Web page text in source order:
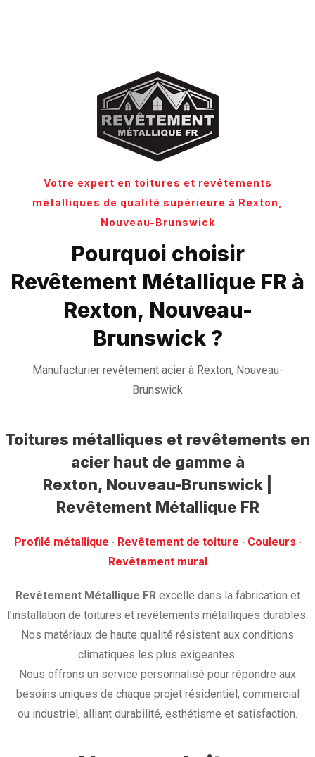
Votre expert en toitures et revêtements
métalliques de qualité supérieure à Rexton,
Nouveau-Brunswick
Pourquoi choisir
Revêtement Métallique FR à
Rexton, Nouveau-
Brunswick ?
Manufacturier revêtement acier à Rexton, Nouveau-
Brunswick
Toitures métalliques et revêtements en
acier haut de gamme à
Rexton, Nouveau-Brunswick |
Revêtement Métallique FR
Profilé métallique · ‎ Revêtement de toiture · ‎ Couleurs ·
‎Revêtement mural
Revêtement Métallique FRexcelle dans la fabrication et
l’installation de toitures et revêtements métalliques durables.
Nos matériaux de haute qualité résistent aux conditions
climatiques les plus exigeantes.
Nous offrons un service personnalisé pour répondre aux
besoins uniques de chaque projet résidentiel, commercial
ou industriel, alliant durabilité, esthétisme et satisfaction.